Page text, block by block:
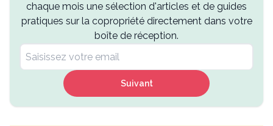
chaque mois une sélection d'articles et de guides
pratiques sur la copropriété directement dans votre
boîte de réception.
Suivant